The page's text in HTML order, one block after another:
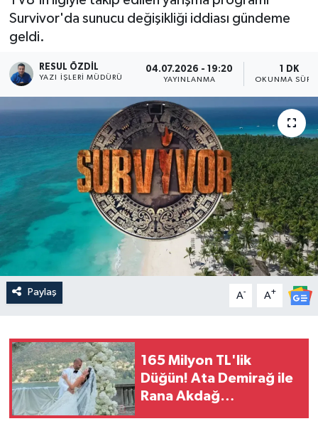
Survivor'da sunucu değişikliği iddiası gündeme
geldi.
RESUL ÖZDIL
YAZI İŞLERI MÜDÜRÜ
04.07.2026 - 19:20
YAYINLANMA
1 DK
OKUNMA
Paylaş A- A+
165 Milyon TL'lik
Düğün! Ata Demirağ ile
Rana Akdağ